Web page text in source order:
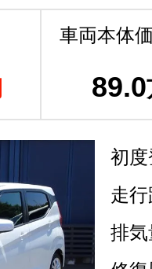
車両本体
89.0
初
走
排気